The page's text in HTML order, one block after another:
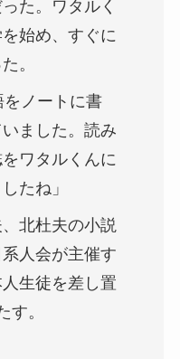
た。ワタルく
始め、すぐに
。
をノートに書
ました。読み
ワタルくんに
たね」
北杜夫の小説
人会が主催す
生徒を差し置
す。